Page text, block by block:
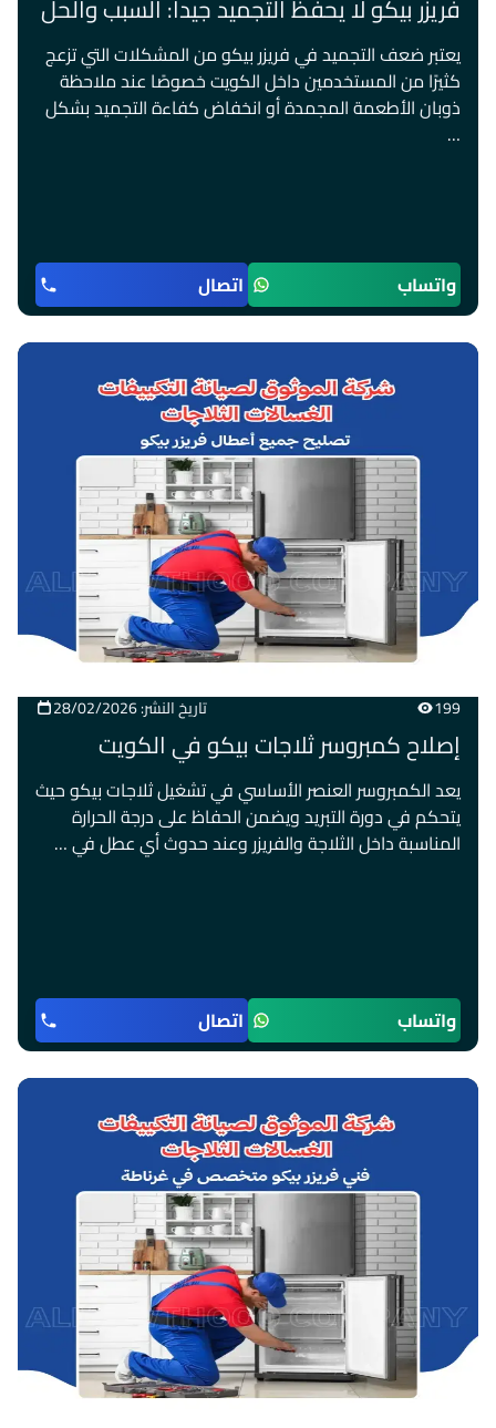
فريزر بيكو لا يحفظ التجميد جيداً: السبب والحل
يعتبر ضعف التجميد في فريزر بيكو من المشكلات التي تزعج
كثيرًا من المستخدمين داخل الكويت خصوصًا عند ملاحظة
ذوبان الأطعمة المجمدة أو انخفاض كفاءة التجميد بشكل
…
واتساب اتصال
199 تاريخ النشر: 28/02/2026
إصلاح كمبروسر ثلاجات بيكو في الكويت
يعد الكمبروسر العنصر الأساسي في تشغيل ثلاجات بيكو حيث
يتحكم في دورة التبريد ويضمن الحفاظ على درجة الحرارة
المناسبة داخل الثلاجة والفريزر وعند حدوث أي عطل في …
واتساب اتصال